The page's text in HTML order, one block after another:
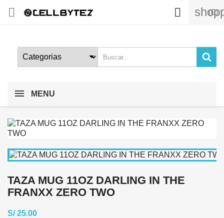
 (0)

MENU
TAZA MUG 11OZ DARLING IN THE
FRANXX ZERO TWO
S/ 25.00